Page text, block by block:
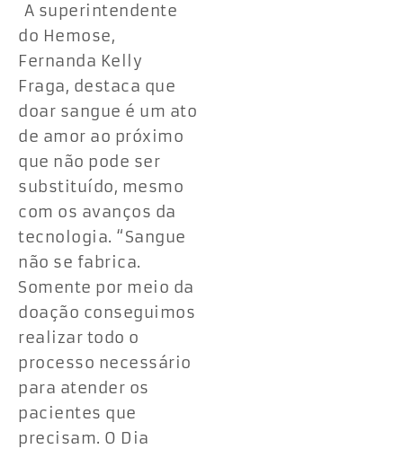
A superintendente
do Hemose,
Fernanda Kelly
Fraga, destaca que
doar sangue é um ato
de amor ao próximo
que não pode ser
substituído, mesmo
com os avanços da
tecnologia. “Sangue
não se fabrica.
Somente por meio da
doação conseguimos
realizar todo o
processo necessário
para atender os
pacientes que
precisam. O Dia